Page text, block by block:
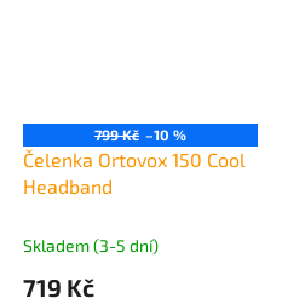
799 Kč –10 %
Čelenka Ortovox 150 Cool
Headband
Skladem (3-5 dní)
719 Kč